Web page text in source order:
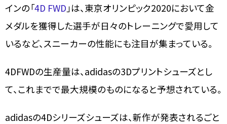
インの「4D FWD 」は、東京オリンピック2020において金
メダルを獲得した選手が日々のトレーニングで愛用して
いるなど、スニーカーの性能にも注目が集まっている。
4DFWDの生産量は、adidasの3Dプリントシューズとし
て、これまでで最大規模のものになると予想されている。
adidasの4Dシリーズシューズは、新作が発表されるごと